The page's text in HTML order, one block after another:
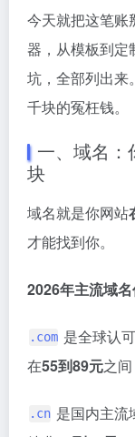
今天就把这笔账
器，从模板到定
坑，全部列出来
千块的冤枉钱。
一、域名：
块
域名就是你网站
才能找到你。
2026年主流域
.com 是全球认
在55到89元之
.cn 是国内主流